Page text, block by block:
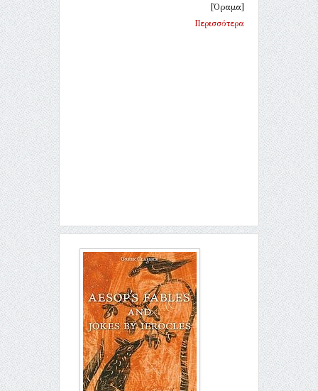
[Όραμα]
Περισσότερα